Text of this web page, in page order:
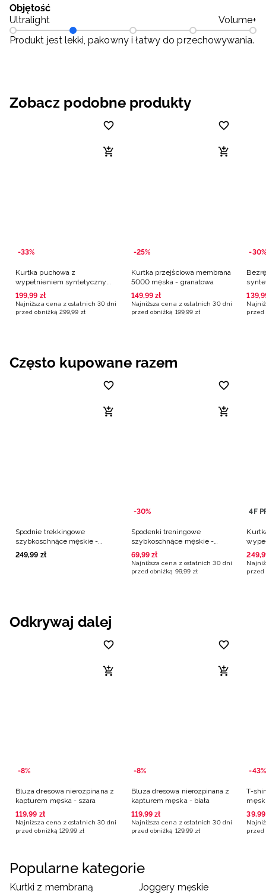
Objętość
Ultralight
Volume+
Produkt jest lekki, pakowny i łatwy do przechowywania.
Zobacz podobne produkty
-33%
Kurtka puchowa z
wypełnieniem syntetycznym
męska - granatowa
199,99 zł
Najniższa cena z ostatnich 30 dni
przed obniżką 299,99 zł
-25%
Kurtka przejściowa membrana
5000 męska - granatowa
149,99 zł
Najniższa cena z ostatnich 30 dni
przed obniżką 199,99 zł
-30%
139,
przed
Często kupowane razem
Spodnie trekkingowe
szybkoschnące męskie -
czarne
249,99 zł
-30%
Spodenki treningowe
szybkoschnące męskie -
szare
69,99 zł
Najniższa cena z ostatnich 30 dni
przed obniżką 99,99 zł
4F
249,
przed
Odkrywaj dalej
-8%
Bluza dresowa nierozpinana z
kapturem męska - szara
119,99 zł
Najniższa cena z ostatnich 30 dni
przed obniżką 129,99 zł
-8%
Bluza dresowa nierozpinana z
kapturem męska - biała
119,99 zł
Najniższa cena z ostatnich 30 dni
przed obniżką 129,99 zł
-43%
T-
39,99
przed
Popularne kategorie
Kurtki z membraną
Joggery męskie